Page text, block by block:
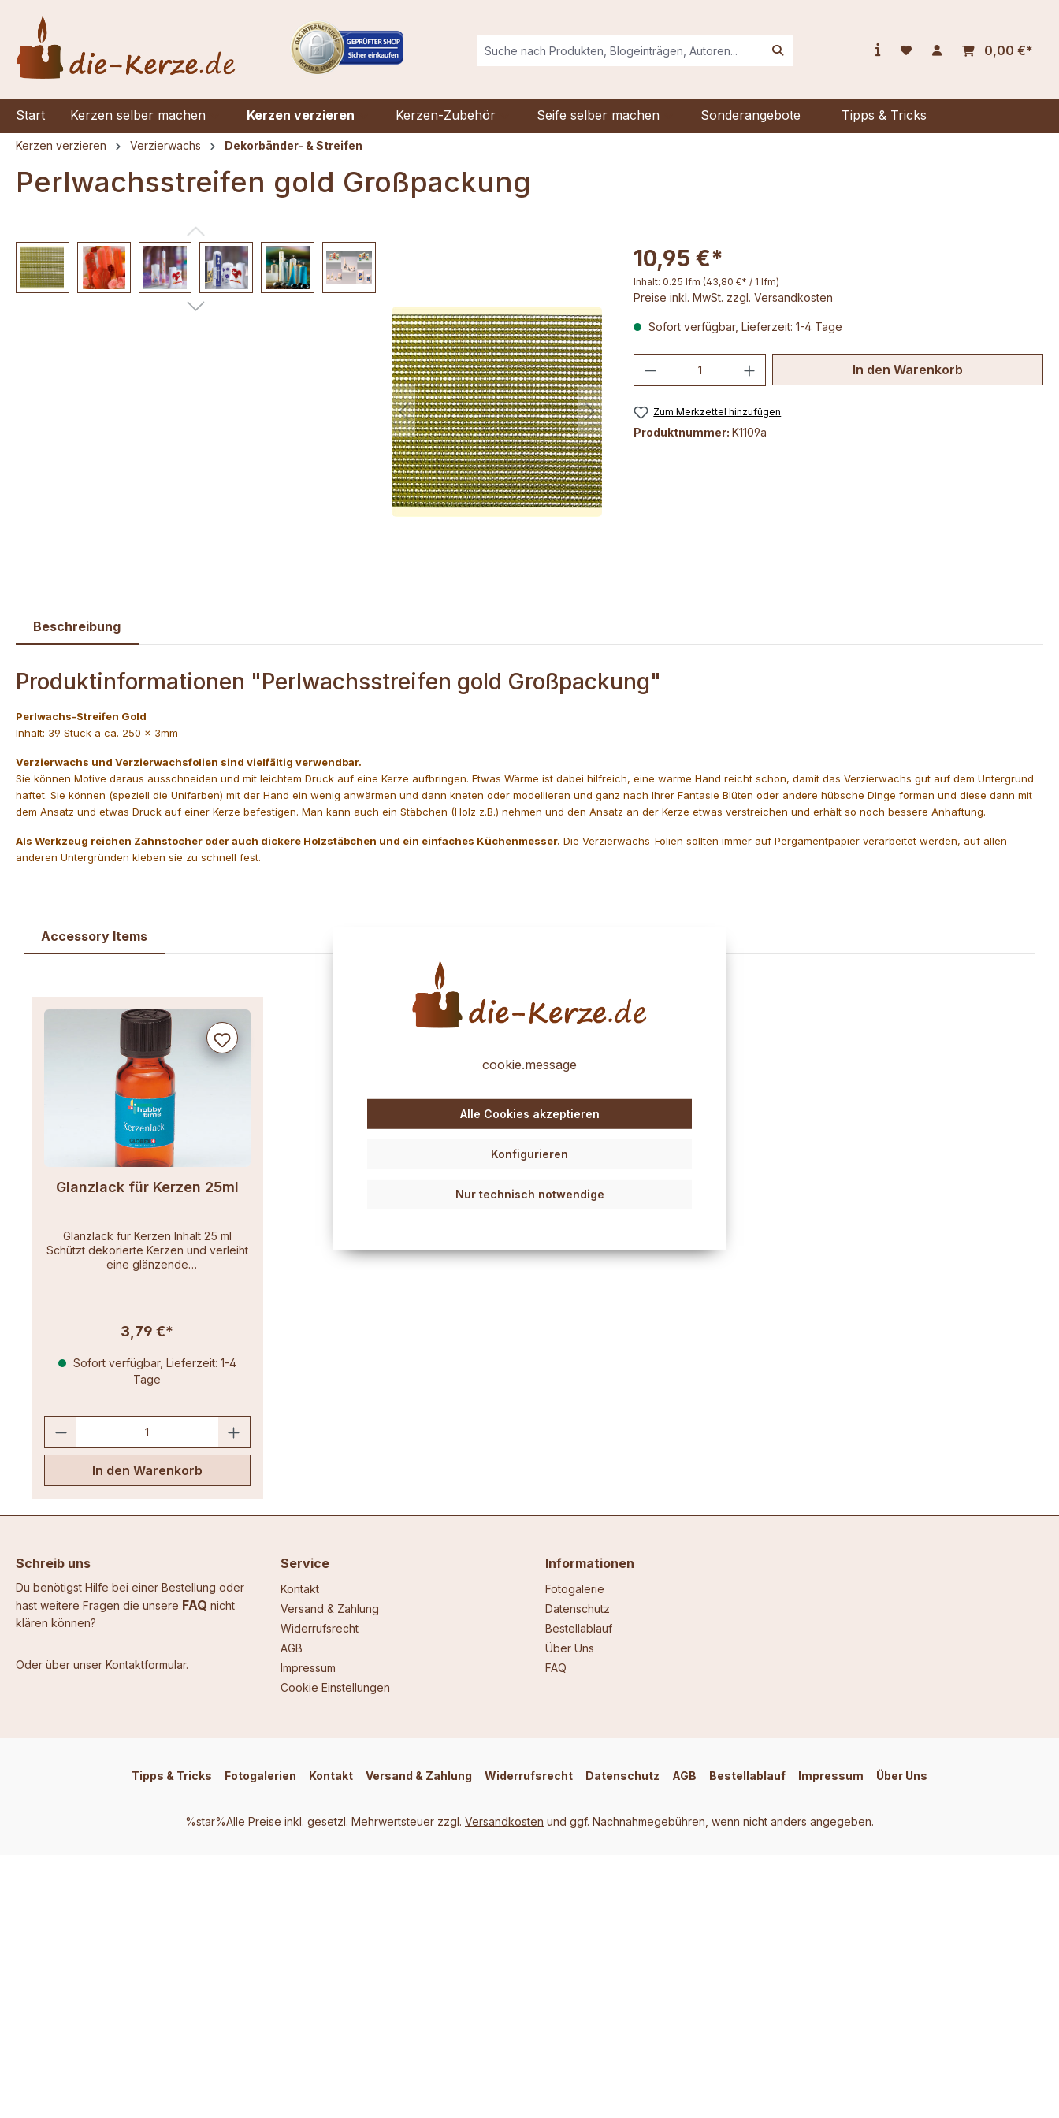
0,00 €*
Start Kerzen selber machen Kerzen verzieren Kerzen-Zubehör Seife selber machen Sonderangebote Tipps & Tricks
Kerzen verzieren Verzierwachs Dekorbänder- & Streifen
Perlwachsstreifen gold Großpackung
Bildergalerie überspringen 10,95 €*
Inhalt: 0.25 lfm (43,80 €* / 1 lfm)
Preise inkl. MwSt. zzgl. Versandkosten
Sofort verfügbar, Lieferzeit: 1-4 Tage
Produkt Anzahl: Gib den gewünschten Wert
In den Warenkorb
Zum Merkzettel hinzufügen
Produktnummer: K1109a
Beschreibung
Produktinformationen "Perlwachsstreifen gold Großpackung"
Perlwachs-Streifen Gold
Inhalt: 39 Stück a ca. 250 x 3mm
Verzierwachs und Verzierwachsfolien sind vielfältig verwendbar.
Sie können Motive daraus ausschneiden und mit leichtem Druck auf eine Kerze aufbringen. Etwas Wärme ist dabei hilfreich, eine warme Hand reicht schon, damit das Verzierwachs gut auf dem Untergrund
haftet. Sie können (speziell die Unifarben) mit der Hand ein wenig anwärmen und dann kneten oder modellieren und ganz nach Ihrer Fantasie Blüten oder andere hübsche Dinge formen und diese dann mit
dem Ansatz und etwas Druck auf einer Kerze befestigen. Man kann auch ein Stäbchen (Holz z.B.) nehmen und den Ansatz an der Kerze etwas verstreichen und erhält so noch bessere Anhaftung.
Als Werkzeug reichen Zahnstocher oder auch dickere Holzstäbchen und ein einfaches Küchenmesser. Die Verzierwachs-Folien sollten immer auf Pergamentpapier verarbeitet werden, auf allen
anderen Untergründen kleben sie zu schnell fest.
Accessory Items
Glanzlack für Kerzen 25ml
Glanzlack für Kerzen Inhalt 25 ml
Schützt dekorierte Kerzen und verleiht
eine glänzende
3,79 €*
Sofort verfügbar, Lieferzeit: 1-4
Tage
In den Warenkorb
Schreib uns
Du benötigst Hilfe bei einer Bestellung oder
hast weitere Fragen die unsere FAQ nicht
klären können?
Oder über unser Kontaktformular.
Service
Kontakt
Versand & Zahlung
Widerrufsrecht
AGB
Impressum
Cookie Einstellungen
Informationen
Fotogalerie
Datenschutz
Bestellablauf
Über Uns
FAQ
Tipps & Tricks Fotogalerien Kontakt Versand & Zahlung Widerrufsrecht Datenschutz AGB Bestellablauf Impressum Über Uns
%star%Alle Preise inkl. gesetzl. Mehrwertsteuer zzgl. Versandkosten und ggf. Nachnahmegebühren, wenn nicht anders angegeben.
cookie.message
Nur technisch notwendige
Konfigurieren
Alle Cookies akzeptieren